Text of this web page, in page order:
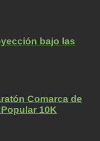
bajo las
Comarca de
10K